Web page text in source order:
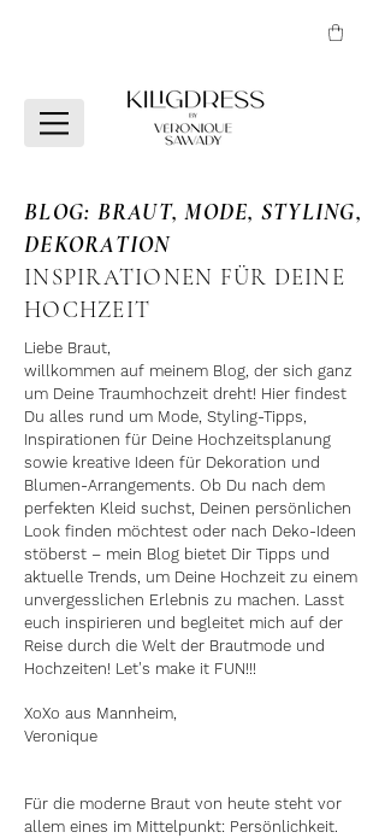
BLOG: BRAUT, MODE, STYLING,
DEKORATION
INSPIRATIONEN FÜR DEINE
HOCHZEIT
Liebe Braut,
willkommen auf meinem Blog, der sich ganz
um Deine Traumhochzeit dreht! Hier findest
Du alles rund um Mode, Styling-Tipps,
Inspirationen für Deine Hochzeitsplanung
sowie kreative Ideen für Dekoration und
Blumen-Arrangements. Ob Du nach dem
perfekten Kleid suchst, Deinen persönlichen
Look finden möchtest oder nach Deko-Ideen
stöberst – mein Blog bietet Dir Tipps und
aktuelle Trends, um Deine Hochzeit zu einem
unvergesslichen Erlebnis zu machen. Lasst
euch inspirieren und begleitet mich auf der
Reise durch die Welt der Brautmode und
Hochzeiten! Let's make it FUN!!!
XoXo aus Mannheim,
Veronique
Für die moderne Braut von heute steht vor
allem eines im Mittelpunkt: Persönlichkeit.